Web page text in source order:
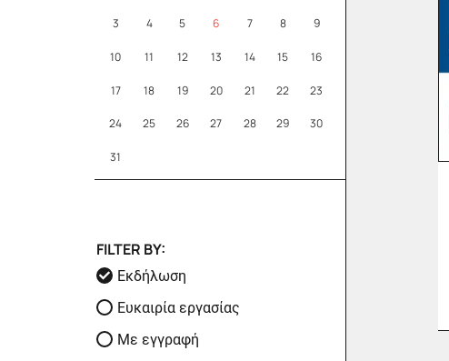
3 4 5 6 7 8 9
10 11 12 13 14 15 16
17 18 19 20 21 22 23
24 25 26 27 28 29 30
31
FILTER BY:
Εκδήλωση
Ευκαιρία εργασίας
Με εγγραφή